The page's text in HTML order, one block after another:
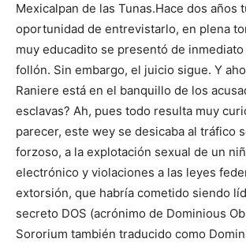
Mexicalpan de las Tunas.Hace dos años
oportunidad de entrevistarlo, en plena
muy educadito se presentó de inmediato
follón. Sin embargo, el juicio sigue. Y
Raniere está en el banquillo de los
esclavas? Ah, pues todo resulta muy
parecer, este wey se desicaba al tráfico
forzoso, a la explotación sexual de un
electrónico y violaciones a las leyes
extorsión, que habría cometido siendo
secreto DOS (acrónimo de Dominious
Sororium también traducido como